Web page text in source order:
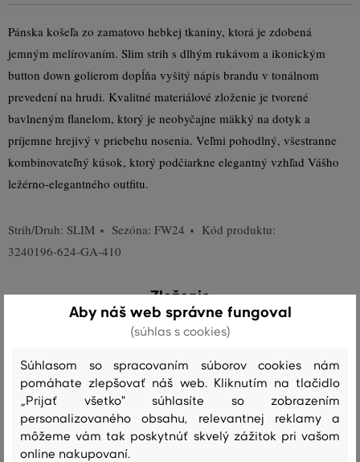
Pánska košeľa zo zamatovo hebkej tkaniny, ktorá je zdobená
jemným melírovaním. Slim strih s dlhým rukávom a ikonickým
button down golierom dopĺňa vyšitý nápis brandu v tonálnom
prevedení na hrudi. Kvalitné materiálové zloženie je tvorené
bavlneným flanelom, ktorý je neobyčajne mäkký na dotyk a
príjemne hrejivý v priebehu nosenia. Veľmi pohodlný, všestranne
kombinovateľný kúsok, ktorý podčiarkne elegantný vzhľad Vášho
ležérno-elegantného outfitu.
Strih/Druh: SLIM Sezóna: FW24
Kód produktu:
3240196-624-GA-410
Zloženie
BAVLNA
100 %
Starostlivosť
Aby náš web správne fungoval
(súhlas s cookies)
Súhlasom so spracovaním súborov cookies nám
pomáhate zlepšovať náš web. Kliknutím na tlačidlo
„Prijať všetko" súhlasíte so zobrazením
personalizovaného obsahu, relevantnej reklamy a
môžeme vám tak poskytnúť skvelý zážitok pri vašom
online nakupovaní.